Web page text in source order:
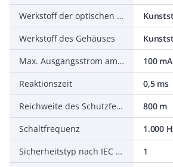
Werkstoff der optischen Fläche
Werkstoff des Gehäuses
Max. Ausgangsstrom am sicheren Ausgang
100 mA
Reaktionszeit
0,5 ms
Reichweite des Schutzfeldes
800 m
Schaltfrequenz
1.000
Sicherheitstyp nach IEC 61496-1
1